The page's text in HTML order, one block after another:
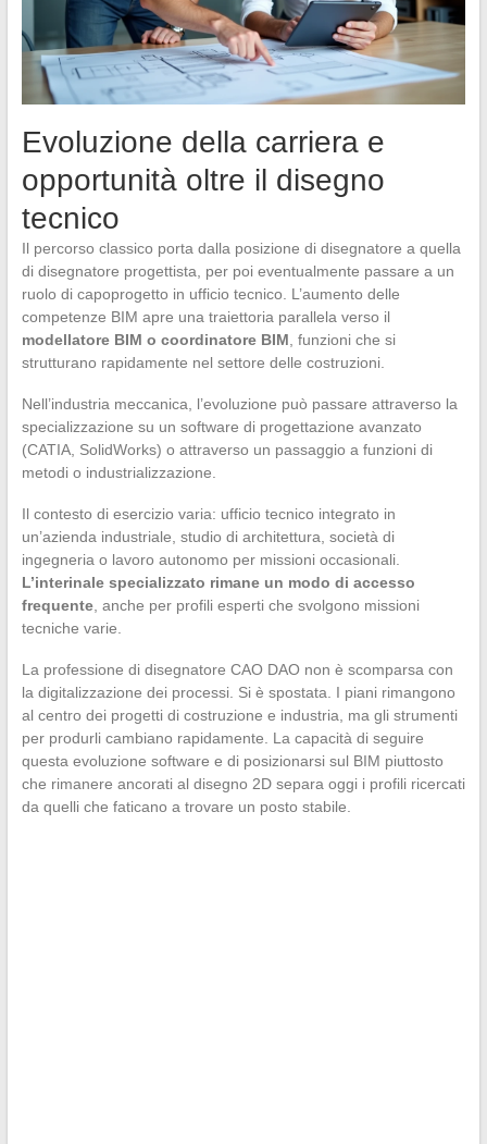
Evoluzione della carriera e
opportunità oltre il disegno
tecnico
Il percorso classico porta dalla posizione di disegnatore a quella
di disegnatore progettista, per poi eventualmente passare a un
ruolo di capoprogetto in ufficio tecnico. L’aumento delle
competenze BIM apre una traiettoria parallela verso il
modellatore BIM o coordinatore BIM, funzioni che si
strutturano rapidamente nel settore delle costruzioni.
Nell’industria meccanica, l’evoluzione può passare attraverso la
specializzazione su un software di progettazione avanzato
(CATIA, SolidWorks) o attraverso un passaggio a funzioni di
metodi o industrializzazione.
Il contesto di esercizio varia: ufficio tecnico integrato in
un’azienda industriale, studio di architettura, società di
ingegneria o lavoro autonomo per missioni occasionali.
L’interinale specializzato rimane un modo di accesso
frequente, anche per profili esperti che svolgono missioni
tecniche varie.
La professione di disegnatore CAO DAO non è scomparsa con
la digitalizzazione dei processi. Si è spostata. I piani rimangono
al centro dei progetti di costruzione e industria, ma gli strumenti
per produrli cambiano rapidamente. La capacità di seguire
questa evoluzione software e di posizionarsi sul BIM piuttosto
che rimanere ancorati al disegno 2D separa oggi i profili ricercati
da quelli che faticano a trovare un posto stabile.